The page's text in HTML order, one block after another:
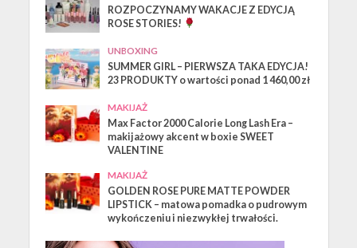
ROZPOCZYNAMY WAKACJE Z EDYCJĄ
ROSE STORIES!
UNBOXING
SUMMER GIRL – PIERWSZA TAKA EDYCJA!
23 PRODUKTY o wartości ponad 1 460,00 zł
MAKIJAŻ
Max Factor 2000 Calorie Long Lash Era –
makijażowy akcent w boxie SWEET
VALENTINE
MAKIJAŻ
GOLDEN ROSE PURE MATTE POWDER
LIPSTICK – matowa pomadka o pudrowym
wykończeniu i niezwykłej trwałości.